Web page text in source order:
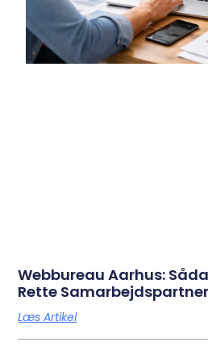
Webbureau Aarhus:
Rette Samarbejdspartner
Læs Artikel